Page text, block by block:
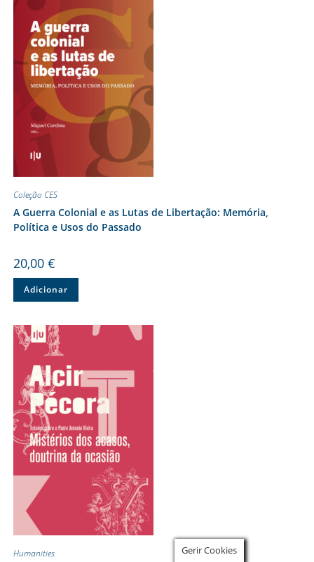
Coleção CES
A Guerra Colonial e as Lutas de Libertação: Memória,
Política e Usos do Passado
20,00 €
Adicionar
Humanities Gerir Cookies